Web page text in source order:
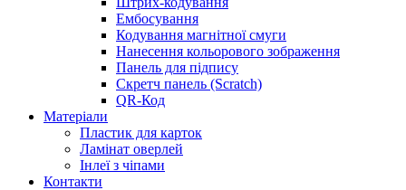
Ембосування
Кодування магнітної смуги
Нанесення кольорового зображення
Панель для підпису
Скретч панель (Scratch)
QR-Код
Матеріали
Пластик для карток
Ламінат оверлей
Інлеї з чіпами
Контакти